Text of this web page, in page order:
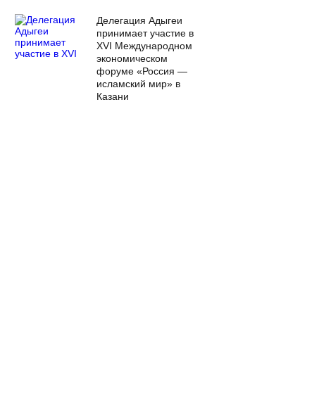
Делегация Адыгеи
принимает участие в
XVI Международном
экономическом
форуме «Россия —
исламский мир» в
Казани